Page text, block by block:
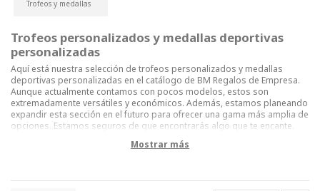
Trofeos y medallas
Trofeos personalizados y medallas deportivas
personalizadas
Aquí está nuestra selección de trofeos personalizados y medallas
deportivas personalizadas en el catálogo de BM Regalos de Empresa.
Aunque actualmente contamos con pocos modelos, estos son
extremadamente versátiles y económicos. Además, estamos planeando
expandir esta sección en el futuro para ofrecer una gama más amplia de
opciones. Estamos seguros de que encontrarás algo que te encante.
Mostrar más